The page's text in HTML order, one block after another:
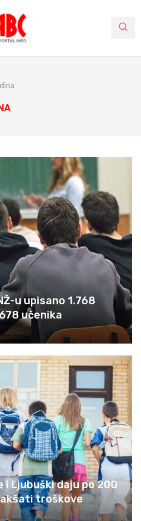
u upisano 1.768
učenika
i Ljubuški daju po 200
troškove